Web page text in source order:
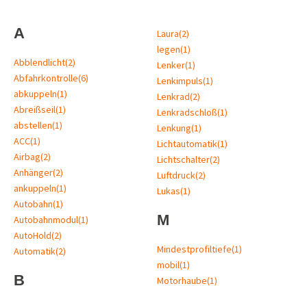
A
Abblendlicht(2)
Abfahrkontrolle(6)
abkuppeln(1)
Abreißseil(1)
abstellen(1)
ACC(1)
Airbag(2)
Anhänger(2)
ankuppeln(1)
Autobahn(1)
Autobahnmodul(1)
AutoHold(2)
Automatik(2)
B
Laura(2)
legen(1)
Lenker(1)
Lenkimpuls(1)
Lenkrad(2)
Lenkradschloß(1)
Lenkung(1)
Lichtautomatik(1)
Lichtschalter(2)
Luftdruck(2)
Lukas(1)
M
Mindestprofiltiefe(1)
mobil(1)
Motorhaube(1)